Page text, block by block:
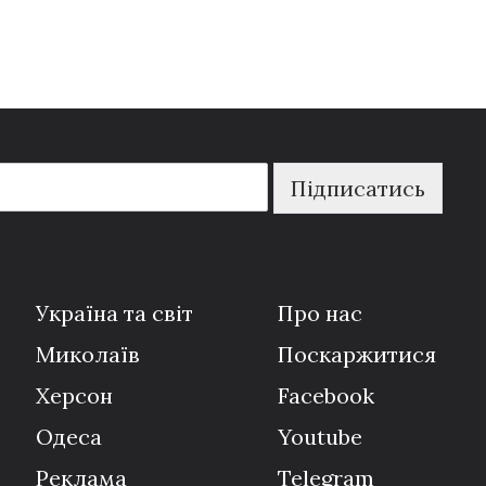
Підписатись
Україна та світ
Миколаїв
Херсон
Одеса
Реклама
Про нас
Поскаржитися
Facebook
Youtube
Telegram